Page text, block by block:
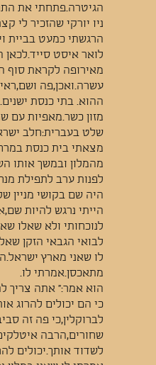
הגיטרה.פתחתי את
ניו יורקי שהזכיר לי
הרגשתי כמעט בביית
לואר איסט סייד.לכאן
מאירופה לקראת
עשרה.ואכן,פה
ההוא. בתי כנסת
מזון כשר.מאפיות עם
שלט בעברית:חלב
מצאתי בית כנסת
מהמלון ובמשך אותו
לפנות ערב לתפילת
היה שם בקושי מניין
הייתי נרגש להיות
לנוכחותי ולא שאלו
לבואי הגבאי הזקן
לו שאני מארץ
מתאכסן.אמרתי לו.
הוא אמר:" אתה צריך
כי הם יכולים להרוג
לברוקלין,כי פה זה
שחורים,הרבה
לשדוד אותך.יכולים